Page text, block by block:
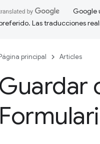
Google
Las traducciones
principal Articles
Guardar